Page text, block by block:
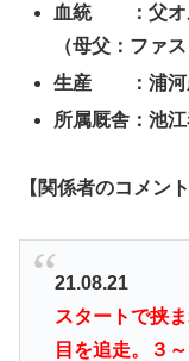
血統 ：父オ
（母父：ファス
生産 ：浦河
所属厩舎：池
【関係者のコメント
21.08.21
スタートで挟
目を追走。３